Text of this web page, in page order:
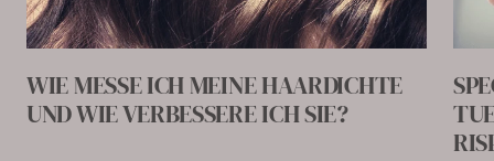
WIE MESSE ICH MEINE HAARDICHTE
UND WIE VERBESSERE ICH SIE?